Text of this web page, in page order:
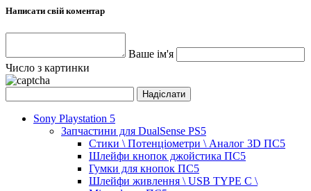
Написати свій коментар
Ваше ім'я
Число з картинки
Sony Playstation 5
Запчастини для DualSense PS5
Стики \ Потенціометри \ Аналог 3D ПС5
Шлейфи кнопок джойстика ПС5
Гумки для кнопок ПС5
Шлейфи живлення \ USB TYPE C \